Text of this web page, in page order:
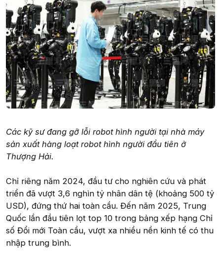
Các kỹ sư đang gỡ lỗi robot hình người tại nhà máy
sản xuất hàng loạt robot hình người đầu tiên ở
Thượng Hải.
Chỉ riêng năm 2024, đầu tư cho nghiên cứu và phát
triển đã vượt 3,6 nghìn tỷ nhân dân tệ (khoảng 500 tỷ
USD), đứng thứ hai toàn cầu. Đến năm 2025, Trung
Quốc lần đầu tiên lọt top 10 trong bảng xếp hạng Chỉ
số Đổi mới Toàn cầu, vượt xa nhiều nền kinh tế có thu
nhập trung bình.